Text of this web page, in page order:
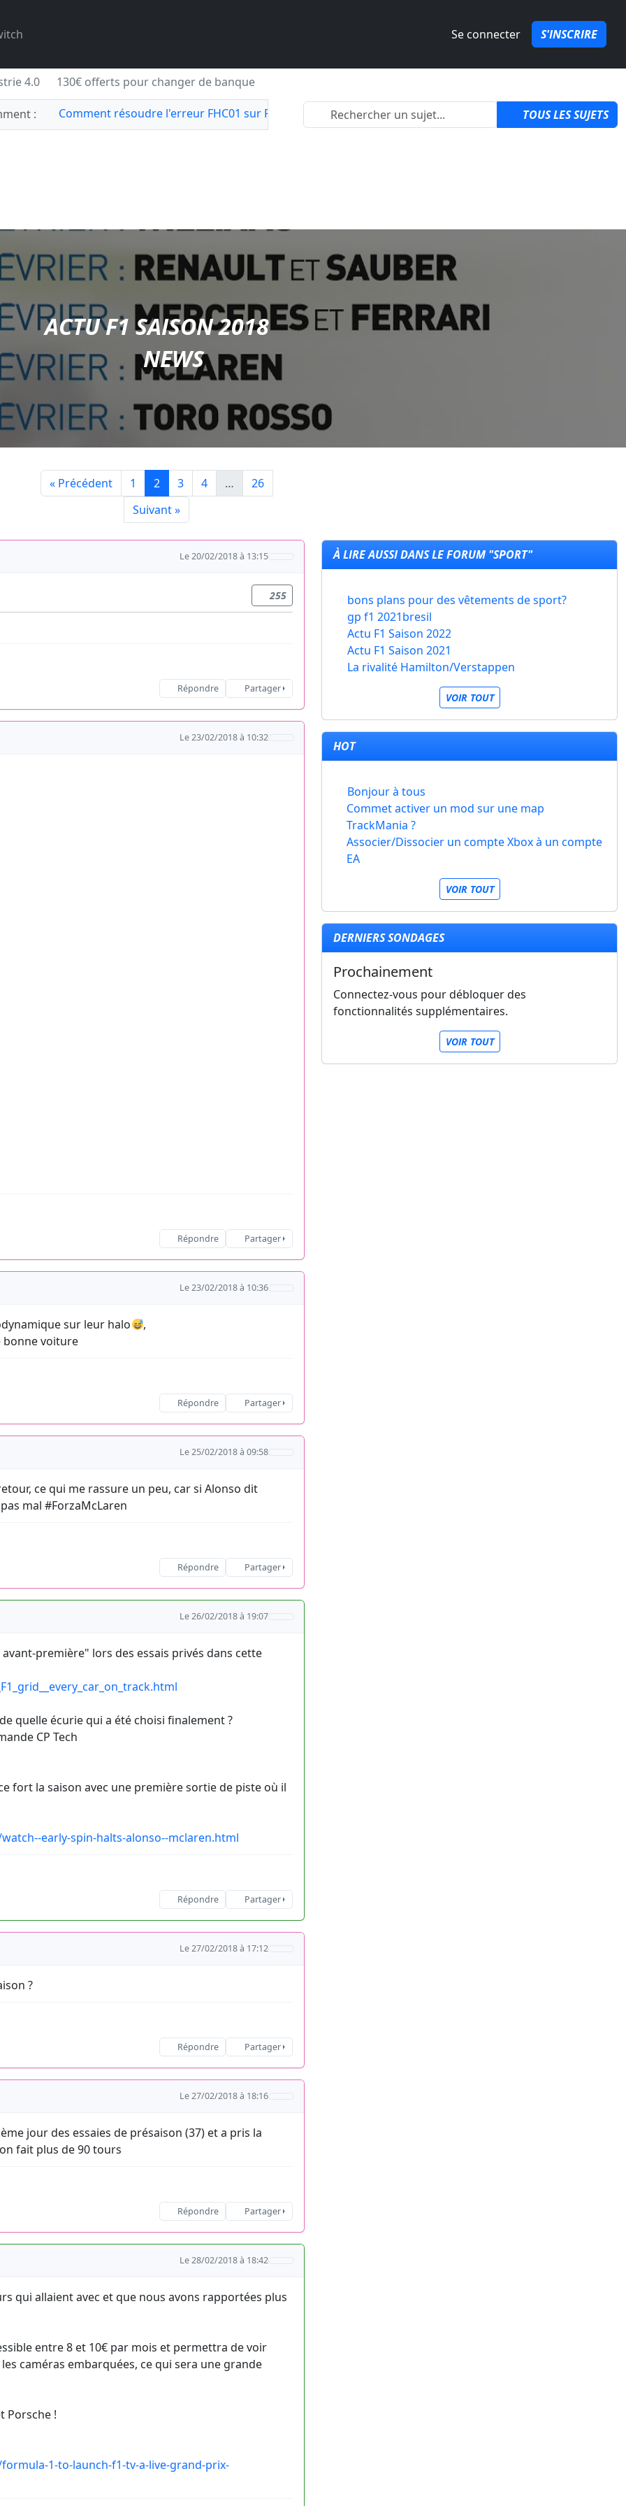
Se connecter S'INSCRIRE
4.0 130€ offerts pour changer de banque
: Comment résoudre l'erreur FHC01 sur Forza Horizon 6 ?par QuozPowa TOUS LES SUJETS
ACTU F1 SAISON 2018
NEWS
« Précédent 1 2 3 4 …
26
Suivant »
Le 20/02/2018 à 13:15
255
Répondre Partager
Le 23/02/2018 à 10:32
Répondre Partager
Le 23/02/2018 à 10:36
sur leur halo
,
bonne voiture
Répondre Partager
Le 25/02/2018 à 09:58
ce qui me rassure un peu, car si Alonso dit
mal #ForzaMcLaren
Répondre Partager
Le 26/02/2018 à 19:07
première" lors des essais privés dans cette
quelle écurie qui a été choisi finalement ?
CP Tech
fort la saison avec une première sortie de piste où il
early-spin-halts-alonso--mclaren.html
Répondre Partager
Le 27/02/2018 à 17:12
?
Répondre Partager
Le 27/02/2018 à 18:16
jour des essaies de présaison (37) et a pris la
fait plus de 90 tours
Répondre Partager
Le 28/02/2018 à 18:42
qui allaient avec et que nous avons rapportées plus
entre 8 et 10€ par mois et permettra de voir
caméras embarquées, ce qui sera une grande
Porsche !
1-to-launch-f1-tv-a-live-grand-prix-
À LIRE AUSSI DANS LE FORUM "SPORT"
bons plans pour des vêtements de sport?
gp f1 2021bresil
Actu F1 Saison 2022
Actu F1 Saison 2021
La rivalité Hamilton/Verstappen
VOIR TOUT
HOT
Bonjour à tous
Commet activer un mod sur une map
TrackMania ?
Associer/Dissocier un compte Xbox à un compte
EA
VOIR TOUT
DERNIERS SONDAGES
Prochainement
Connectez-vous pour débloquer des
fonctionnalités supplémentaires.
VOIR TOUT